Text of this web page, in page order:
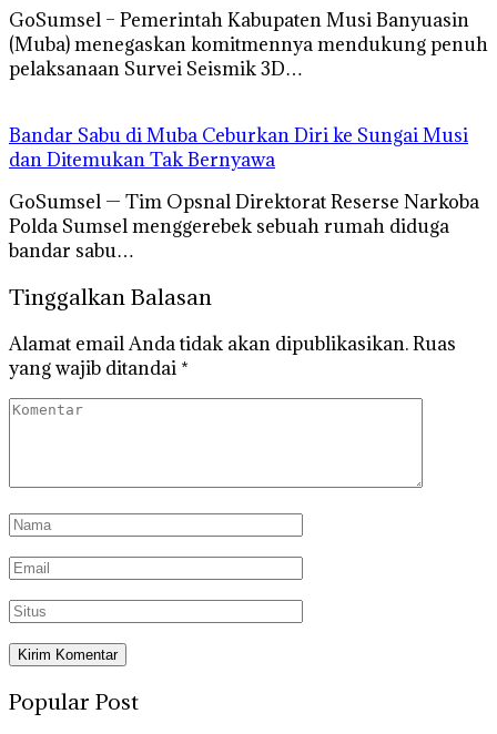
GoSumsel – Pemerintah Kabupaten Musi Banyuasin
(Muba) menegaskan komitmennya mendukung penuh
pelaksanaan Survei Seismik 3D…
Bandar Sabu di Muba Ceburkan Diri ke Sungai Musi
dan Ditemukan Tak Bernyawa
GoSumsel — Tim Opsnal Direktorat Reserse Narkoba
Polda Sumsel menggerebek sebuah rumah diduga
bandar sabu…
Tinggalkan Balasan
Alamat email Anda tidak akan dipublikasikan.Ruas
yang wajib ditandai *
Popular Post